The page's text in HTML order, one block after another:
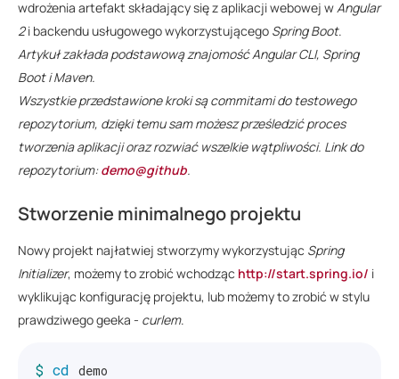
wdrożenia artefakt składający się z aplikacji webowej wAngular
2i backendu usługowego wykorzystującego Spring Boot.
Artykuł zakłada podstawową znajomość Angular CLI, Spring
Boot i Maven.
Wszystkie przedstawione kroki są commitami do testowego
repozytorium, dzięki temu sam możesz prześledzić proces
tworzenia aplikacji oraz rozwiać wszelkie wątpliwości. Link do
repozytorium:demo@github.
Stworzenie minimalnego projektu
Nowy projekt najłatwiej stworzymy wykorzystując Spring
Initializer, możemy to zrobić wchodząc http://start.spring.io/ i
wyklikując konfigurację projektu, lub możemy to zrobić w stylu
prawdziwego geeka - curlem.
$ cd